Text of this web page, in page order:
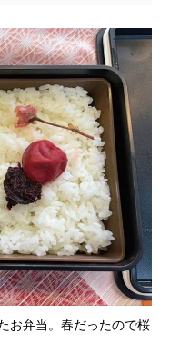
お弁当。春だったので桜